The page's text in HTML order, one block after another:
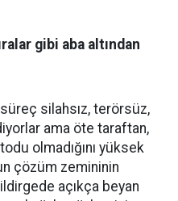
gibi aba altından
silahsız, terörsüz,
ama öte taraftan,
olmadığını yüksek
çözüm zemininin
açıkça beyan